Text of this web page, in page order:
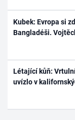
Kubek: Evropa si
Bangladéši.
Létající kůň:
uvízlo v